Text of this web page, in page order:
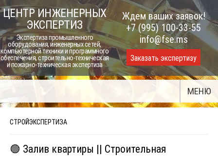
Skip
to
content
ЦЕНТР ИНЖЕНЕРНЫХ
ЭКСПЕРТИЗ
Экспертиза промышленного
оборудования, инженерных сетей,
компьютерной техники и программного
обеспечения, строительно-техническая
и пожарно-техническая экспертиза
Ждем ваших заявок!
+7 (995) 100-33-55
info@fse.ms
Заказать экспертизу
МЕНЮ
СТРОЙЭКСПЕРТИЗА
🟢 Залив квартиры || Строительная